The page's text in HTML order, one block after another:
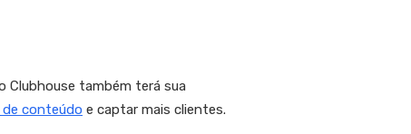
Clubhouse também terá sua
conteúdo e captar mais clientes.